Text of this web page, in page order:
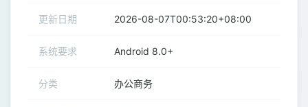
更新日期 2026-08-07T00:53:20+08:00
系统要求 Android 8.0+
分类 办公商务